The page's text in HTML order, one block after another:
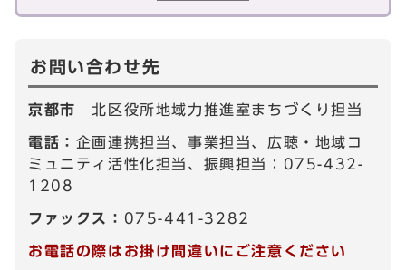
お問い合わせ先
京都市北区役所地域力推進室まちづくり担当
電話： 企画連携担当、事業担当、広聴・地域コ
ミュニティ活性化担当、振興担当：075-432-
1208
ファックス： 075-441-3282
お電話の際はお掛け間違いにご注意ください